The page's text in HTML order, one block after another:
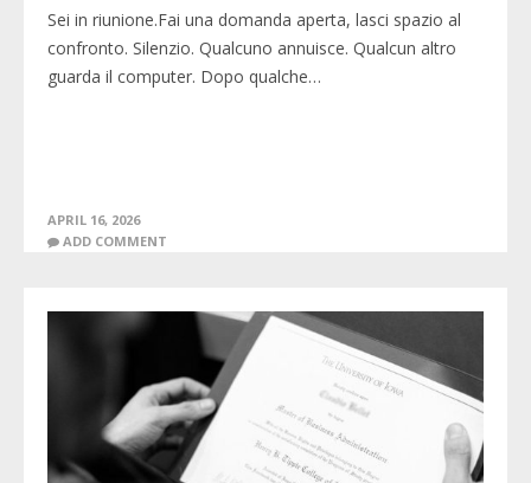
Sei in riunione.Fai una domanda aperta, lasci spazio al
confronto. Silenzio. Qualcuno annuisce. Qualcun altro
guarda il computer. Dopo qualche…
APRIL 16, 2026
ADD COMMENT